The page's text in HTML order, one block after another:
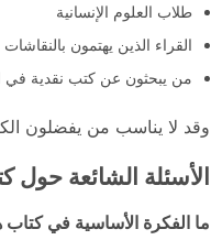
طلاب العلوم الإنسانية
القراء الذين يهتمون بالنقاشات
من يبحثون عن كتب نقدية في
وقد لا يناسب من يفضلون
الأسئلة الشائعة
ما الفكرة الأساسية في